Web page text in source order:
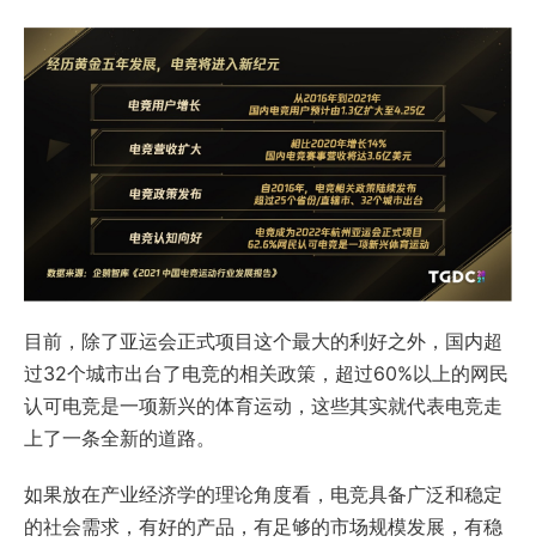
目前，除了亚运会正式项目这个最大的利好之外，国内超
过32个城市出台了电竞的相关政策，超过60%以上的网民
认可电竞是一项新兴的体育运动，这些其实就代表电竞走
上了一条全新的道路。
如果放在产业经济学的理论角度看，电竞具备广泛和稳定
的社会需求，有好的产品，有足够的市场规模发展，有稳